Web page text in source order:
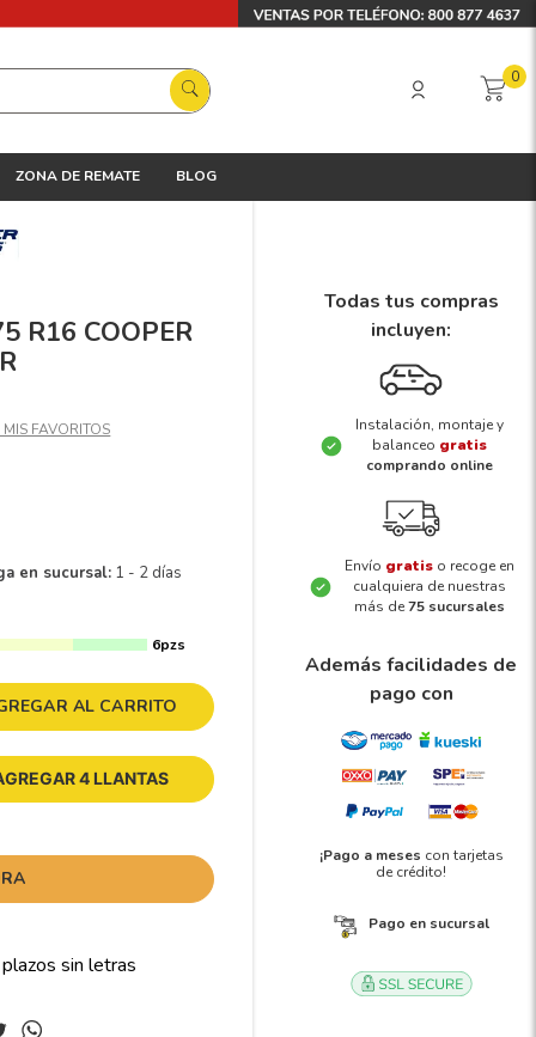
0
ZONA DE REMATE BLOG
R16 COOPER
en sucursal: 1 - 2 días
6pzs
AL CARRITO
4 LLANTAS
Todas tus compras
incluyen:
Instalación, montaje y
balanceo gratis
comprando online
Envío gratis o recoge en
cualquiera de nuestras
más de75 sucursales
Además facilidades de
pago con
¡Pago a meses con tarjetas
de crédito!
Pago en sucursal